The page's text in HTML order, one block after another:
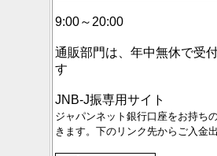
9:00～20:00
通販部門は、年中無休で受
す
JNB-J振専用サイト
ジャパンネット銀行口座をお持ち
きます。下のリンク先からご入金